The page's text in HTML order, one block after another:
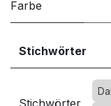
Farbe
Stichwörter
Stichwörter